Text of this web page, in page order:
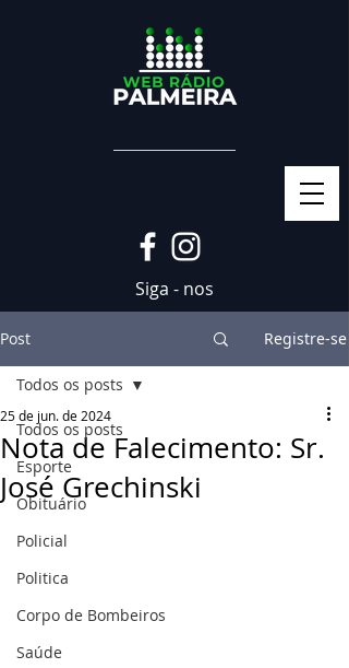
Siga - nos
Post Registre-se
Todos os posts
Esporte
Obituário
Policial
Politica
Corpo de Bombeiros
Saúde
Todos os posts
Nota de Falecimento: Sr.
José Grechinski
25 de jun. de 2024